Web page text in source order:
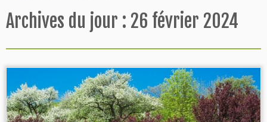
Archives du jour : 26 février 2024